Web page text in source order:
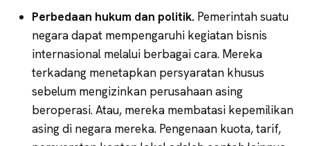
Perbedaan hukum dan politik. Pemerintah suatu
negara dapat mempengaruhi kegiatan bisnis
internasional melalui berbagai cara. Mereka
terkadang menetapkan persyaratan khusus
sebelum mengizinkan perusahaan asing
beroperasi. Atau, mereka membatasi kepemilikan
asing di negara mereka. Pengenaan kuota, tarif,